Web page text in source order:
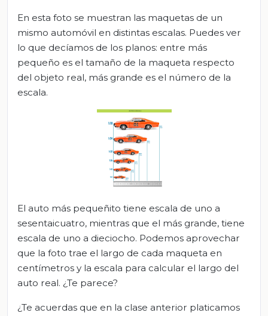
En esta foto se muestran las maquetas de un
mismo automóvil en distintas escalas. Puedes ver
lo que decíamos de los planos: entre más
pequeño es el tamaño de la maqueta respecto
del objeto real, más grande es el número de la
escala.
El auto más pequeñito tiene escala de uno a
sesentaicuatro, mientras que el más grande, tiene
escala de uno a dieciocho. Podemos aprovechar
que la foto trae el largo de cada maqueta en
centímetros y la escala para calcular el largo del
auto real. ¿Te parece?
¿Te acuerdas que en la clase anterior platicamos